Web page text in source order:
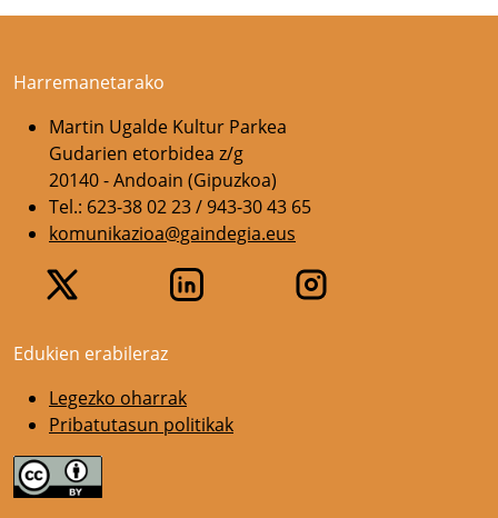
Harremanetarako
Martin Ugalde Kultur Parkea
Gudarien etorbidea z/g
20140 - Andoain (Gipuzkoa)
Tel.: 623-38 02 23 / 943-30 43 65
komunikazioa@gaindegia.eus
Edukien erabileraz
Legezko oharrak
Pribatutasun politikak